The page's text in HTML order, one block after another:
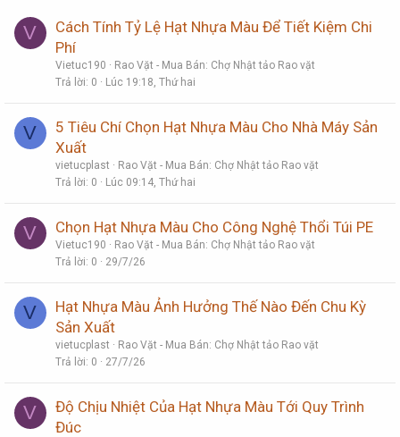
V
Cách Tính Tỷ Lệ Hạt Nhựa Màu Để Tiết Kiệm Chi
Phí
Vietuc190
Rao Vặt - Mua Bán: Chợ Nhật tảo Rao vặt
Trả lời 0 Lúc 19:18, Thứ hai
V
5 Tiêu Chí Chọn Hạt Nhựa Màu Cho Nhà Máy Sản
Xuất
vietucplast
Rao Vặt - Mua Bán: Chợ Nhật tảo Rao vặt
Trả lời 0 Lúc 09:14, Thứ hai
V Chọn Hạt Nhựa Màu Cho Công Nghệ Thổi Túi PE
Vietuc190
Rao Vặt - Mua Bán: Chợ Nhật tảo Rao vặt
Trả lời 0 29/7/26
V
Hạt Nhựa Màu Ảnh Hưởng Thế Nào Đến Chu Kỳ
Sản Xuất
vietucplast
Rao Vặt - Mua Bán: Chợ Nhật tảo Rao vặt
Trả lời 0 27/7/26
V
Độ Chịu Nhiệt Của Hạt Nhựa Màu Tới Quy Trình
Đúc